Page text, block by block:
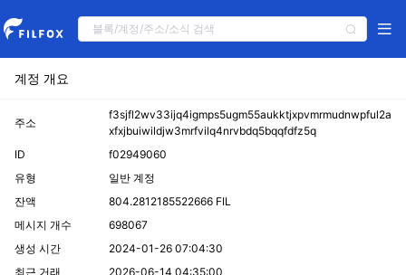
계정 개요
주소
f3sjfl2wv33ijq4igmps5ugm55aukktjxpvmrmudnwpful2a
xfxjbuiwildjw3mrfvilq4nrvbdq5bqqfdfz5q
ID
f02949060
유형
일반 계정
잔액
804.2812185522666 FIL
메시지 개수
698067
생성 시간
2024-01-26 07:04:30
최근 거래
2026-06-14 04:35:00